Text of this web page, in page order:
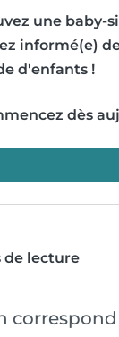
une baby-
informé(e)
d'enfants !
dès
de lecture